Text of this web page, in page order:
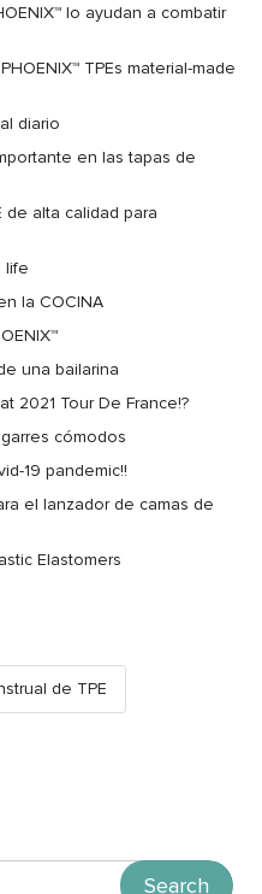
lo ayudan a combatir
TPEs material-made
diario
en las tapas de
de alta calidad para
life
la COCINA
una bailarina
2021 Tour De France!?
cómodos
19 pandemic!!
el lanzador de camas de
Elastomers
de TPE
Search